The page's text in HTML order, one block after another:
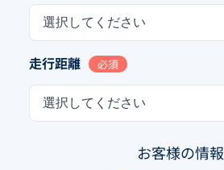
選択してください
走行距離 必須
選択してください
お客様の情報